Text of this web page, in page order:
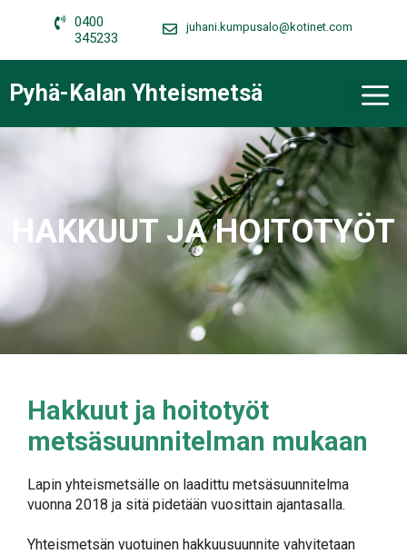
sisältöön
0400
345233
juhani.kumpusalo@kotinet.com
Pyhä-Kalan Yhteismetsä
HAKKUUT JA HOITOTYÖT
Hakkuut ja hoitotyöt
metsäsuunnitelman mukaan
Lapin yhteismetsälle on laadittu metsäsuunnitelma
vuonna 2018 ja sitä pidetään vuosittain ajantasalla.
Yhteismetsän vuotuinen hakkuusuunnite vahvitetaan